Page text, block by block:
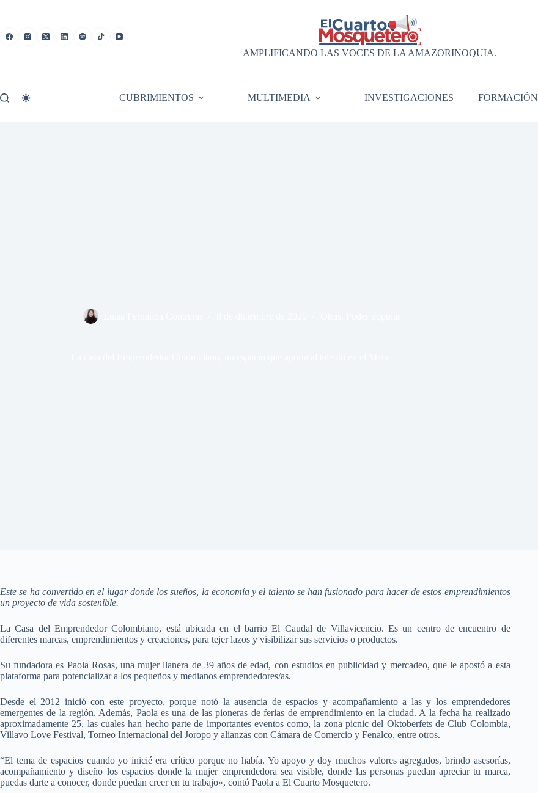
AMPLIFICANDO LAS VOCES DE LA AMAZORINOQUIA.
CUBRIMIENTOS MULTIMEDIA INVESTIGACIONES FORMACIÓN
Este se ha convertido en el lugar donde los sueños, la economía y el talento se han fusionado para hacer de estos emprendimientos
un proyecto de vida sostenible.
La Casa del Emprendedor Colombiano, está ubicada en el barrio El Caudal de Villavicencio. Es un centro de encuentro de
diferentes marcas, emprendimientos y creaciones, para tejer lazos y visibilizar sus servicios o productos.
Su fundadora es Paola Rosas, una mujer llanera de 39 años de edad, con estudios en publicidad y mercadeo, que le apostó a esta
plataforma para potencializar a los pequeños y medianos emprendedores/as.
Desde el 2012 inició con este proyecto, porque notó la ausencia de espacios y acompañamiento a las y los emprendedores
emergentes de la región. Además, Paola es una de las pioneras de ferias de emprendimiento en la ciudad. A la fecha ha realizado
aproximadamente 25, las cuales han hecho parte de importantes eventos como, la zona picnic del Oktoberfets de Club Colombia,
Villavo Love Festival, Torneo Internacional del Joropo y alianzas con Cámara de Comercio y Fenalco, entre otros.
“El tema de espacios cuando yo inicié era crítico porque no había. Yo apoyo y doy muchos valores agregados, brindo asesorías,
acompañamiento y diseño los espacios donde la mujer emprendedora sea visible, donde las personas puedan apreciar tu marca,
puedas darte a conocer, donde puedan creer en tu trabajo», contó Paola a El Cuarto Mosquetero.